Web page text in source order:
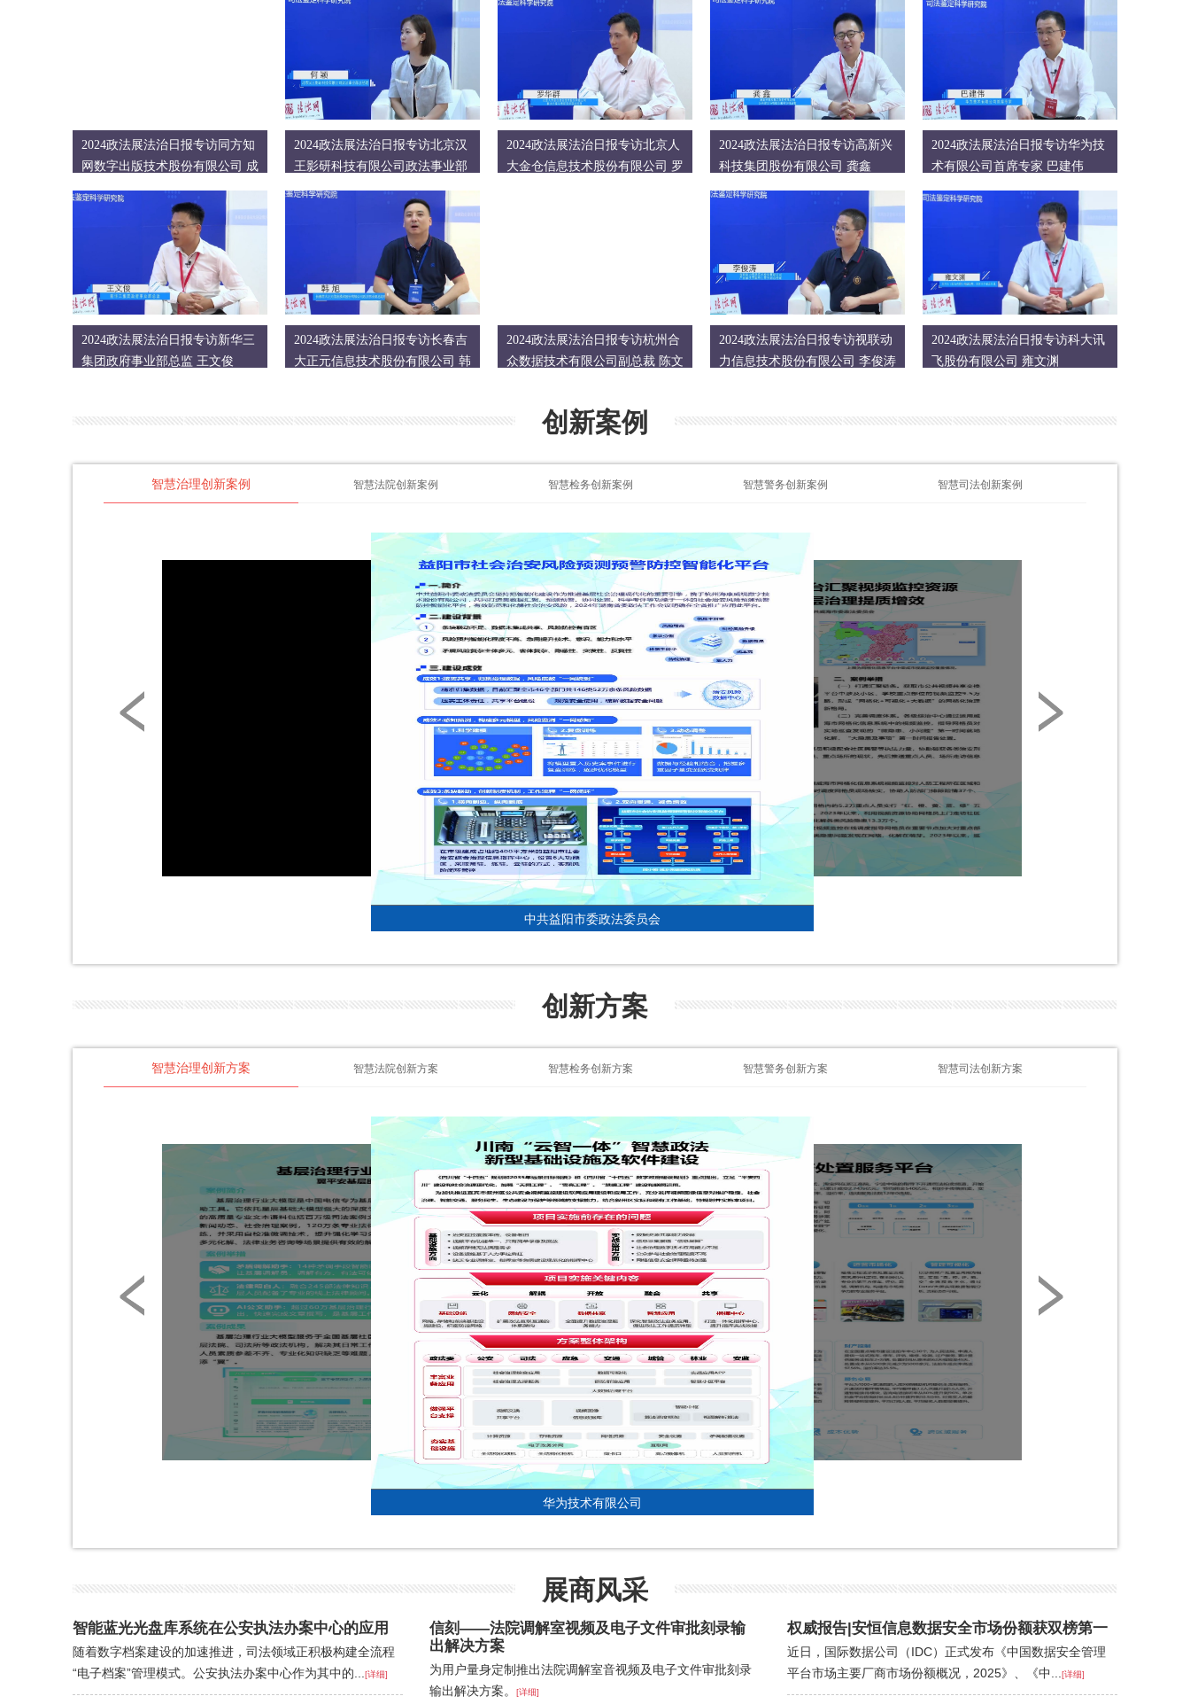
2024政法展法治日报专访同方知
网数字出版技术股份有限公司 成
鑫
2024政法展法治日报专访北京汉
王影研科技有限公司政法事业部
总经理 何
2024政法展法治日报专访北京人
大金仓信息技术股份有限公司 罗
2024政法展法治日报专访高新兴
科技集团股份有限公司 龚鑫
2024政法展法治日报专访华为技
术有限公司首席专家 巴建伟
2024政法展法治日报专访新华三
集团政府事业部总监 王文俊
2024政法展法治日报专访长春吉
大正元信息技术股份有限公司 韩
2024政法展法治日报专访杭州合
众数据技术有限公司副总裁 陈文
2024政法展法治日报专访视联动
力信息技术股份有限公司 李俊涛
2024政法展法治日报专访科大讯
飞股份有限公司 雍文渊
创新案例
智慧治理创新案例 智慧法院创新案例 智慧检务创新案例 智慧警务创新案例 智慧司法创新案例
中共益阳市委政法委员会
创新方案
智慧治理创新方案 智慧法院创新方案 智慧检务创新方案 智慧警务创新方案 智慧司法创新方案
华为技术有限公司
展商风采
智能蓝光光盘库系统在公安执法办案中心的应用
随着数字档案建设的加速推进，司法领域正积极构建全流程
“电子档案”管理模式。公安执法办案中心作为其中的...
[详细]
信刻——法院调解室视频及电子文件审批刻录输
出解决方案
为用户量身定制推出法院调解室音视频及电子文件审批刻录
输出解决方案。[详细]
权威报告|安恒信息数据安全市场份额获双榜第一
近日，国际数据公司（IDC）正式发布《中国数据安全管理
平台市场主要厂商市场份额概况，2025》、《中...
[详细]